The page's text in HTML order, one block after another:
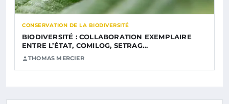
CONSERVATION DE LA BIODIVERSITÉ
BIODIVERSITÉ : COLLABORATION EXEMPLAIRE
ENTRE L’ÉTAT, COMILOG, SETRAG…
THOMAS MERCIER